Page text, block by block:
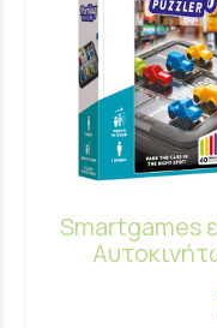
Smartgames